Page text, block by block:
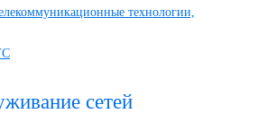
технологии,
сетей